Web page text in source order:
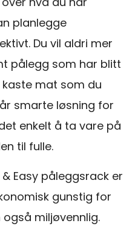
planlegge
Du vil aldri mer
pålegg som har blitt
mat som du
smarte løsning for
enkelt å ta vare på
til fulle.
Easy påleggsrack er
gunstig for
miljøvennlig.